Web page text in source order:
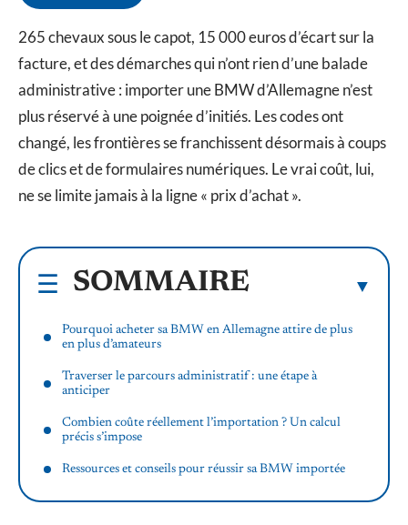
265 chevaux sous le capot, 15 000 euros d’écart sur la
facture, et des démarches qui n’ont rien d’une balade
administrative : importer une BMW d’Allemagne n’est
plus réservé à une poignée d’initiés. Les codes ont
changé, les frontières se franchissent désormais à coups
de clics et de formulaires numériques. Le vrai coût, lui,
ne se limite jamais à la ligne « prix d’achat ».
SOMMAIRE
Pourquoi acheter sa BMW en Allemagne attire de plus
en plus d’amateurs
Traverser le parcours administratif : une étape à
anticiper
Combien coûte réellement l’importation ? Un calcul
précis s’impose
Ressources et conseils pour réussir sa BMW importée